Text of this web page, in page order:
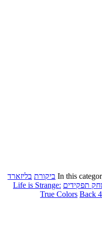
In this ביקורת בליזארד
תפקידים Life is Strange:
True Colors Back